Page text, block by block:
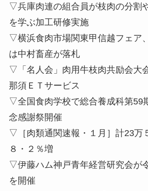
▽兵庫肉連の組合員が枝肉の分割
を学ぶ加工研修実施
▽横浜食肉市場関東甲信越フェア
は中村畜産が落札
▽「名人会」肉用牛枝肉共励会大
那須ＥＴサービス
▽全国食肉学校で総合養成科第59
念感謝祭開催
▽［肉類通関速報・１月］計23万
８・２％増
▽伊藤ハム神戸青年経営研究会が
を開催